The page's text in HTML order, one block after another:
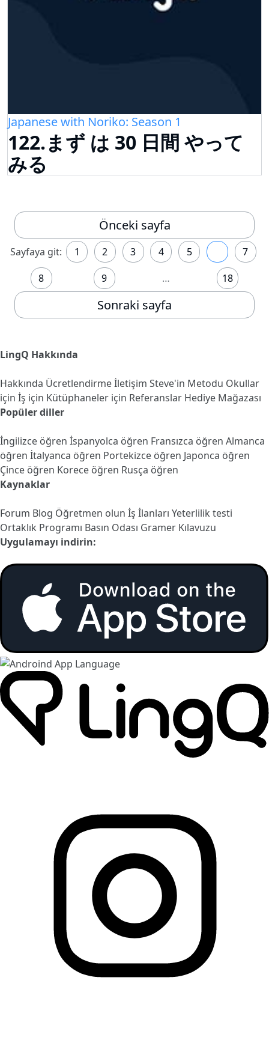
Japanese with Noriko: Season 1
122.まず は 30 日間 やって
みる
Önceki sayfa
Sayfaya git: 1 2 3 4 5
7
8
9 … 18
Sonraki sayfa
LingQ Hakkında
Hakkında Ücretlendirmeİletişim Steve'in Metodu Okullar
için İş için Kütüphaneler için Referanslar Hediye Mağazası
Popüler diller
İngilizce öğren İspanyolca öğren Fransızca öğren Almanca
öğren İtalyanca öğren Portekizce öğren Japonca öğren
Çince öğren Korece öğren Rusça öğren
Kaynaklar
Forum Blog Öğretmen olun İş İlanları Yeterlilik testi
Ortaklık Programı Basın Odası Gramer Kılavuzu
Uygulamayı indirin: